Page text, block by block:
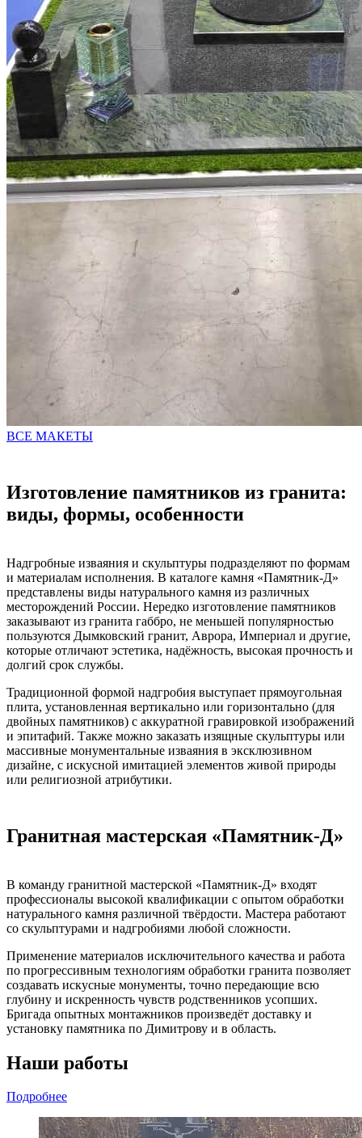
ВСЕ МАКЕТЫ
Изготовление памятников из гранита:
виды, формы, особенности
Надгробные изваяния и скульптуры подразделяют по формам
и материалам исполнения. В каталоге камня «Памятник-Д»
представлены виды натурального камня из различных
месторождений России. Нередко изготовление памятников
заказывают из гранита габбро, не меньшей популярностью
пользуются Дымковский гранит, Аврора, Империал и другие,
которые отличают эстетика, надёжность, высокая прочность и
долгий срок службы.
Традиционной формой надгробия выступает прямоугольная
плита, установленная вертикально или горизонтально (для
двойных памятников) с аккуратной гравировкой изображений
и эпитафий. Также можно заказать изящные скульптуры или
массивные монументальные изваяния в эксклюзивном
дизайне, с искусной имитацией элементов живой природы
или религиозной атрибутики.
Гранитная мастерская «Памятник-Д»
В команду гранитной мастерской «Памятник-Д» входят
профессионалы высокой квалификации с опытом обработки
натурального камня различной твёрдости. Мастера работают
со скульптурами и надгробиями любой сложности.
Применение материалов исключительного качества и работа
по прогрессивным технологиям обработки гранита позволяет
создавать искусные монументы, точно передающие всю
глубину и искренность чувств родственников усопших.
Бригада опытных монтажников произведёт доставку и
установку памятника по Димитрову и в область.
Наши работы
Подробнее